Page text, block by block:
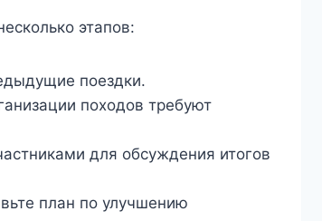
этапов:
поездки.
походов требуют
для обсуждения итогов
план по улучшению